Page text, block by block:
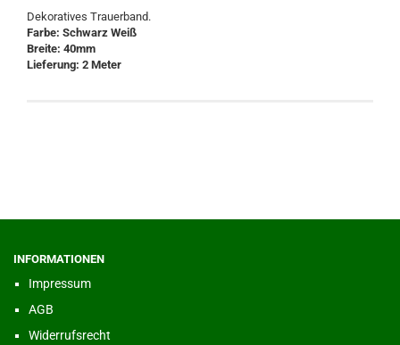
Dekoratives Trauerband.
Farbe: Schwarz Weiß
Breite: 40mm
Lieferung: 2 Meter
INFORMATIONEN
Impressum
AGB
Widerrufsrecht